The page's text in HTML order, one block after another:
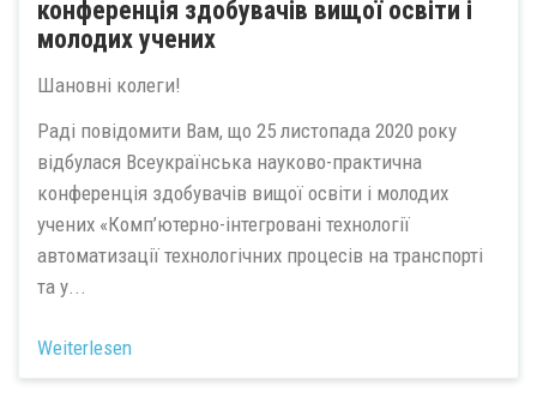
конференція здобувачів вищої освіти і
молодих учених
Шановні колеги!
Раді повідомити Вам, що 25 листопада 2020 року
відбулася Всеукраїнська науково-практична
конференція здобувачів вищої освіти і молодих
учених «Комп’ютерно-інтегровані технології
автоматизації технологічних процесів на транспорті
та у...
Weiterlesen